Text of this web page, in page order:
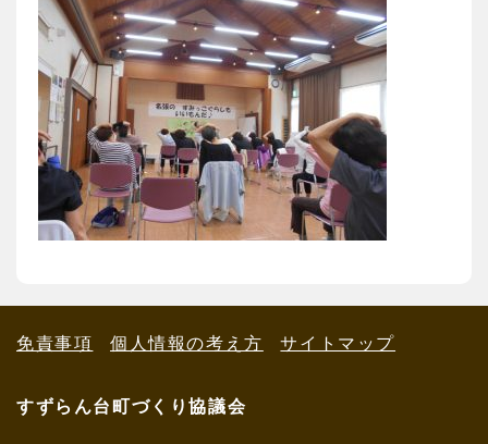
免責事項 個人情報の考え方 サイトマップ
すずらん台町づくり協議会